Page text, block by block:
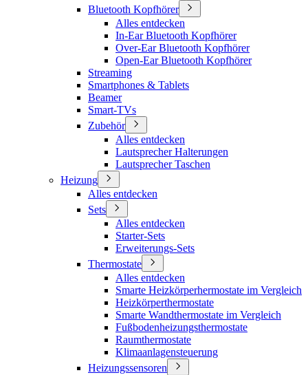
Bluetooth Kopfhörer
Alles entdecken
In-Ear Bluetooth Kopfhörer
Over-Ear Bluetooth Kopfhörer
Open-Ear Bluetooth Kopfhörer
Streaming
Smartphones & Tablets
Beamer
Smart-TVs
Zubehör
Alles entdecken
Lautsprecher Halterungen
Lautsprecher Taschen
Heizung
Alles entdecken
Sets
Alles entdecken
Starter-Sets
Erweiterungs-Sets
Thermostate
Alles entdecken
Smarte Heizkörperhermostate im Vergleich
Heizkörperthermostate
Smarte Wandthermostate im Vergleich
Fußbodenheizungsthermostate
Raumthermostate
Klimaanlagensteuerung
Heizungssensoren